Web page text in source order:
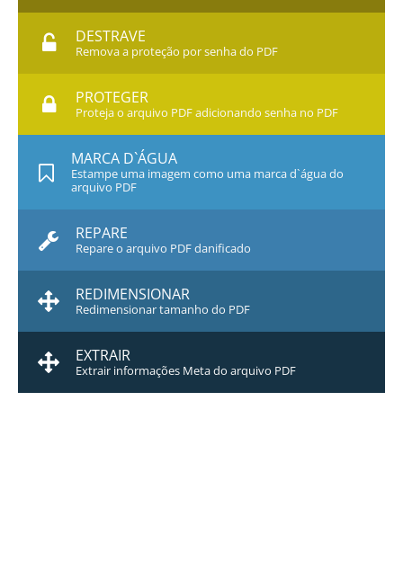
DESTRAVE
Remova a proteção por senha do PDF
PROTEGER
Proteja o arquivo PDF adicionando senha no PDF
MARCA D`ÁGUA
Estampe uma imagem como uma marca d`água do
arquivo PDF
REPARE
Repare o arquivo PDF danificado
REDIMENSIONAR
Redimensionar tamanho do PDF
EXTRAIR
Extrair informações Meta do arquivo PDF